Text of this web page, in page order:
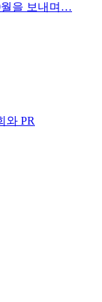
월을 보내며…
와 PR